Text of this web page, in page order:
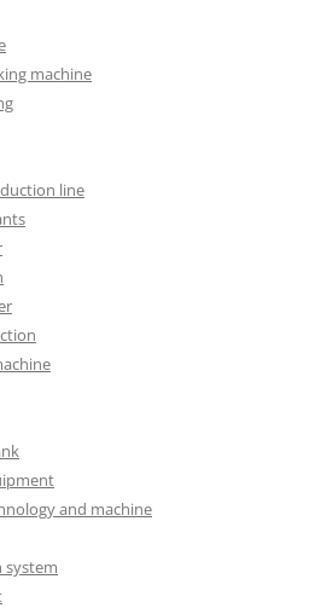
machine
line
and machine
system